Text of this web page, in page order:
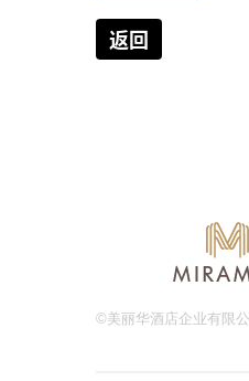
返回
©美丽华酒店企业有限公